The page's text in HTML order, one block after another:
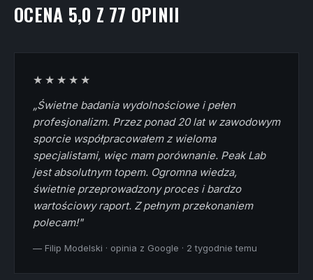
OCENA 5,0 Z 77 OPINII
★★★★★
„Świetne badania wydolnościowe i pełen
profesjonalizm. Przez ponad 20 lat w zawodowym
sporcie współpracowałem z wieloma
specjalistami, więc mam porównanie. Peak Lab
jest absolutnym topem. Ogromna wiedza,
świetnie przeprowadzony proces i bardzo
wartościowy raport. Z pełnym przekonaniem
polecam!"
— Filip Modelski · opinia z Google · 2 tygodnie temu